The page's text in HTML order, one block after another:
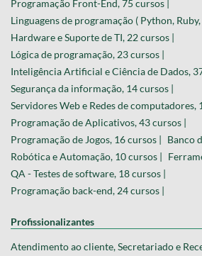
Programação Front-End, 75 cursos |
Linguagens de programação ( Python, Ruby,
Hardware e Suporte de TI, 22 cursos |
Lógica de programação, 23 cursos |
Inteligência Artificial e Ciência de Dados, 37
Segurança da informação, 14 cursos |
Servidores Web e Redes de computadores,
Programação de Aplicativos, 43 cursos |
Programação de Jogos, 16 cursos |
Banco
Robótica e Automação, 10 cursos |
QA - Testes de software, 18 cursos |
Programação back-end, 24 cursos |
Profissionalizantes
Atendimento ao cliente, Secretariado e